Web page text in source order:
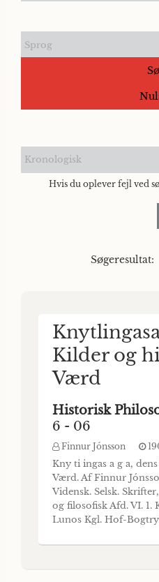
Sprog
Kronologisk
Hvis du oplever fejl ved
Søgeresultat:
Kilder og
Værd
Historisk
6 - 06
Finnur Jónsson
Kny ti ingas a g a,
Værd. Af Finnur
Vidensk. Selsk.
og filosofisk Afd. VI. 1.
Lunos Kgl. Hof-
med deres udprægede